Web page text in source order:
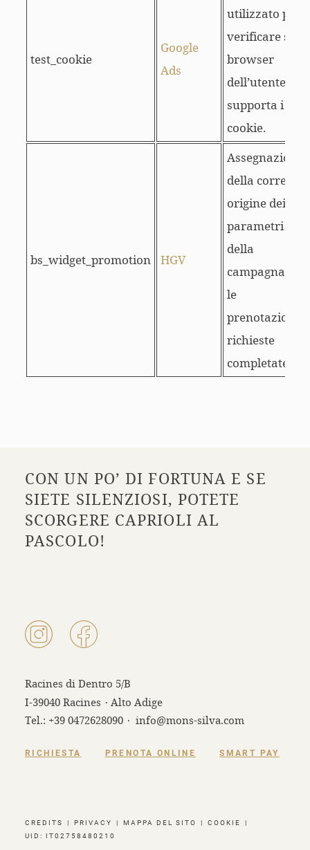
test_cookie
Google
Ads
utilizzato per
verificare se il
browser
dell’utente
supporta i
cookie.
bs_widget_promotion HGV
Assegnazione
della corretta
origine dei
parametri
della
campagna per
le
prenotazioni o
richieste
completate.
CON UN PO’ DI FORTUNA E SE
SIETE SILENZIOSI, POTETE
SCORGERE CAPRIOLI AL
PASCOLO!
Racines di Dentro 5/B
I-39040 Racines · Alto Adige
Tel.: +39 0472628090 · info@mons-silva.com
RICHIESTA PRENOTA ONLINE SMART PAY
CREDITS | PRIVACY | MAPPA DEL SITO | COOKIE
|
UID: IT02758480210